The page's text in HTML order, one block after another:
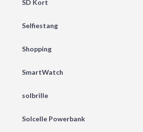
SD Kort
Selfiestang
Shopping
SmartWatch
solbrille
Solcelle Powerbank